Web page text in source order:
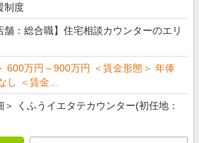
制度
舗：総合職】住宅相談カウンターのエリ
600万円～900万円 ＜賃金形態＞ 年俸
し ＜賃金...
＞ くふうイエタテカウンター(初任地：